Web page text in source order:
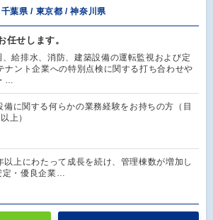
千葉県 / 東京都 / 神奈川県
任せします。
、給排水、消防、建築設備の運転監視および定
ナント企業への特別点検に関する打ち合わせや
…
備に関する何らかの業務経験をお持ちの方（目
上）
以上にわたって成長を続け、管理棟数が増加し
・優良企業…